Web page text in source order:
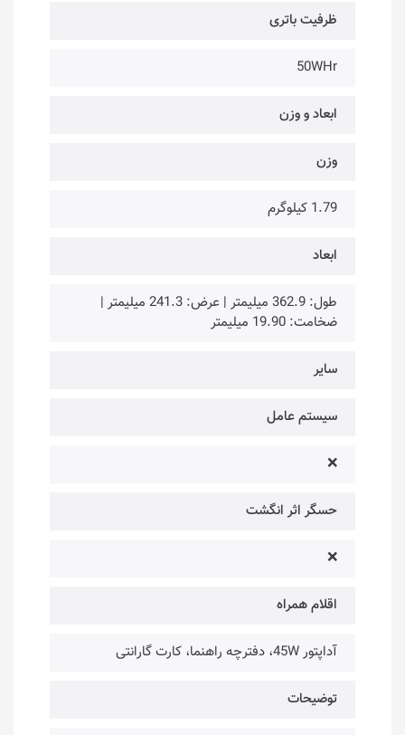
ظرفیت باتری
50WHr
ابعاد و وزن
وزن
1.79 کیلوگرم
ابعاد
طول: 362.9 میلیمتر | عرض: 241.3 میلیمتر |
ضخامت: 19.90 میلیمتر
سایر
سیستم عامل
❌
حسگر اثر انگشت
❌
اقلام همراه
آداپتور 45W، دفترچه راهنما، کارت گارانتی
توضیحات